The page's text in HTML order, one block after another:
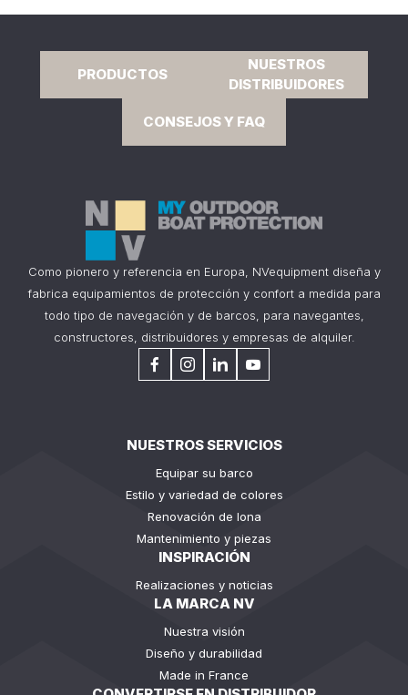
PRODUCTOS
NUESTROS
DISTRIBUIDORES
CONSEJOS Y FAQ
Como pionero y referencia en Europa, NVequipment diseña y
fabrica equipamientos de protección y confort a medida para
todo tipo de navegación y de barcos, para navegantes,
constructores, distribuidores y empresas de alquiler.
NUESTROS SERVICIOS
Equipar su barco
Estilo y variedad de colores
Renovación de lona
Mantenimiento y piezas
INSPIRACIÓN
Realizaciones y noticias
LA MARCA NV
Nuestra visión
Diseño y durabilidad
Made in France